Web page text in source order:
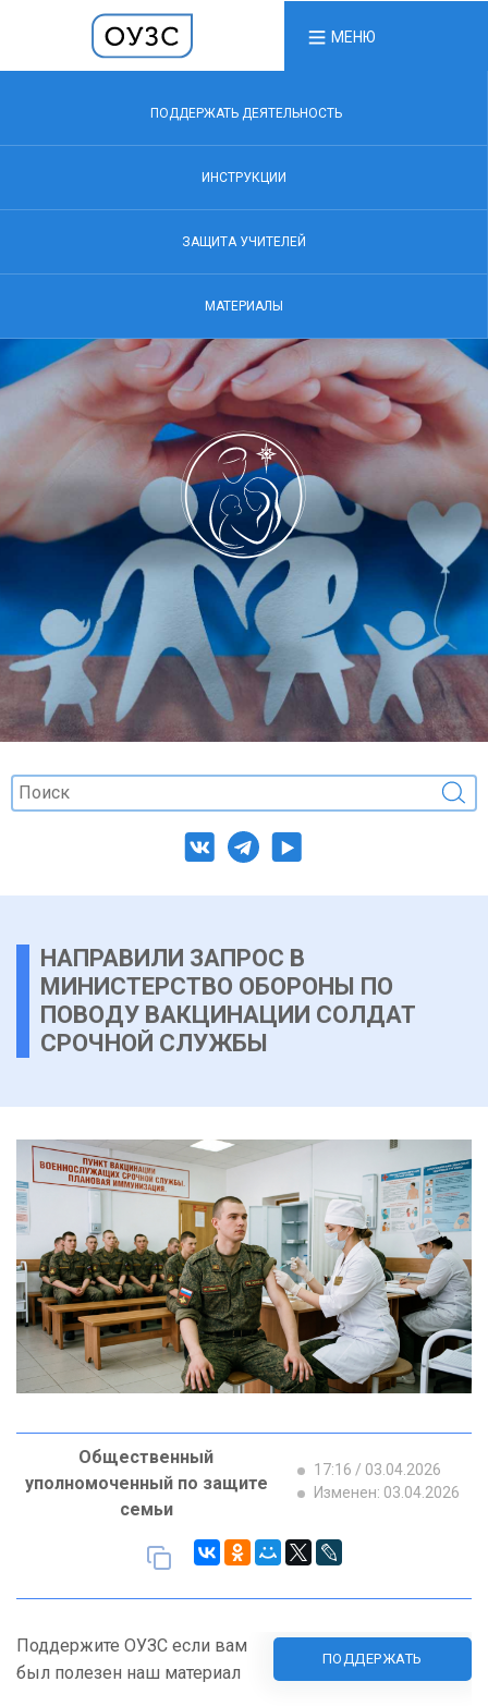
МЕНЮ
ПОДДЕРЖАТЬ ДЕЯТЕЛЬНОСТЬ
ИНСТРУКЦИИ
ЗАЩИТА УЧИТЕЛЕЙ
МАТЕРИАЛЫ
НАПРАВИЛИ ЗАПРОС В
МИНИСТЕРСТВО ОБОРОНЫ ПО
ПОВОДУ ВАКЦИНАЦИИ СОЛДАТ
СРОЧНОЙ СЛУЖБЫ
Общественный
уполномоченный по защите
семьи
17:16 / 03.04.2026
Изменен: 03.04.2026
Поддержите ОУЗС если вам
был полезен наш материал
ПОДДЕРЖАТЬ